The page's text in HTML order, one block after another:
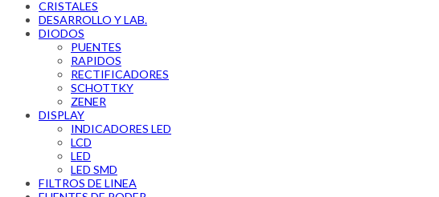
CRISTALES
DESARROLLO Y LAB.
DIODOS
PUENTES
RAPIDOS
RECTIFICADORES
SCHOTTKY
ZENER
DISPLAY
INDICADORES LED
LCD
LED
LED SMD
FILTROS DE LINEA